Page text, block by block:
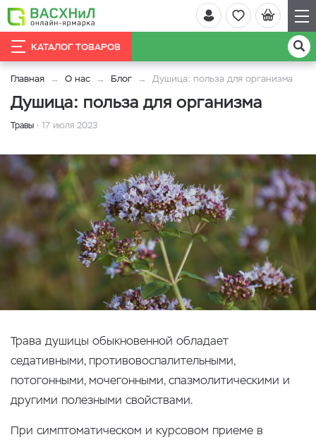
КАТАЛОГ ТОВАРОВ
Главная О нас Блог Душица: польза для организма
Душица: польза для организма
Травы 17 июля 2023
Трава душицы обыкновенной обладает
седативными, противовоспалительными,
потогонными, мочегонными, спазмолитическими и
другими полезными свойствами.
При симптоматическом и курсовом приеме в